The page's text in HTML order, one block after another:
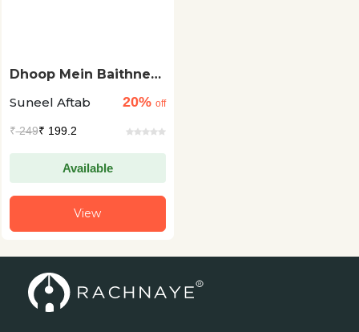
Dhoop Mein Baithne
Suneel Aftab
20% off
₹249₹ 199.2
Available
View